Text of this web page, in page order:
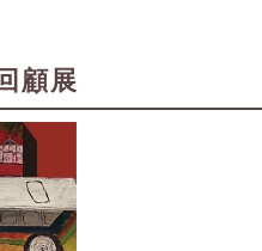
顧展